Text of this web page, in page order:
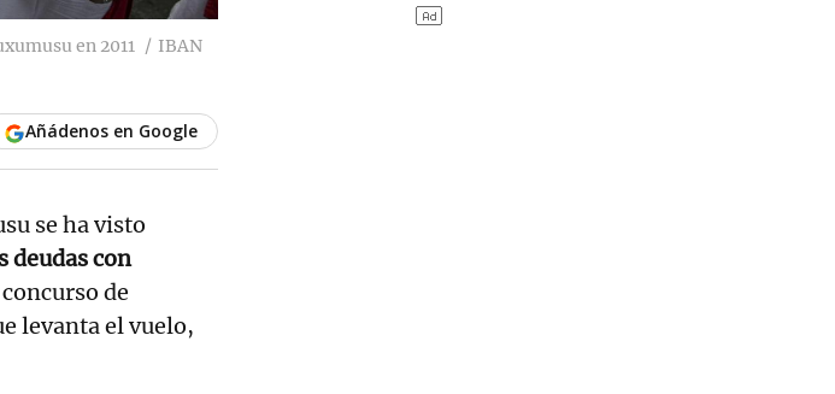
en 2011
IBAN
Añádenos en Google
se ha visto
deudas con
de
levanta el vuelo,